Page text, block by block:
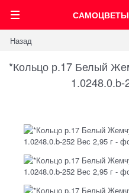
Назад
*Кольцо р.17 Белый
1.0248.0.b-